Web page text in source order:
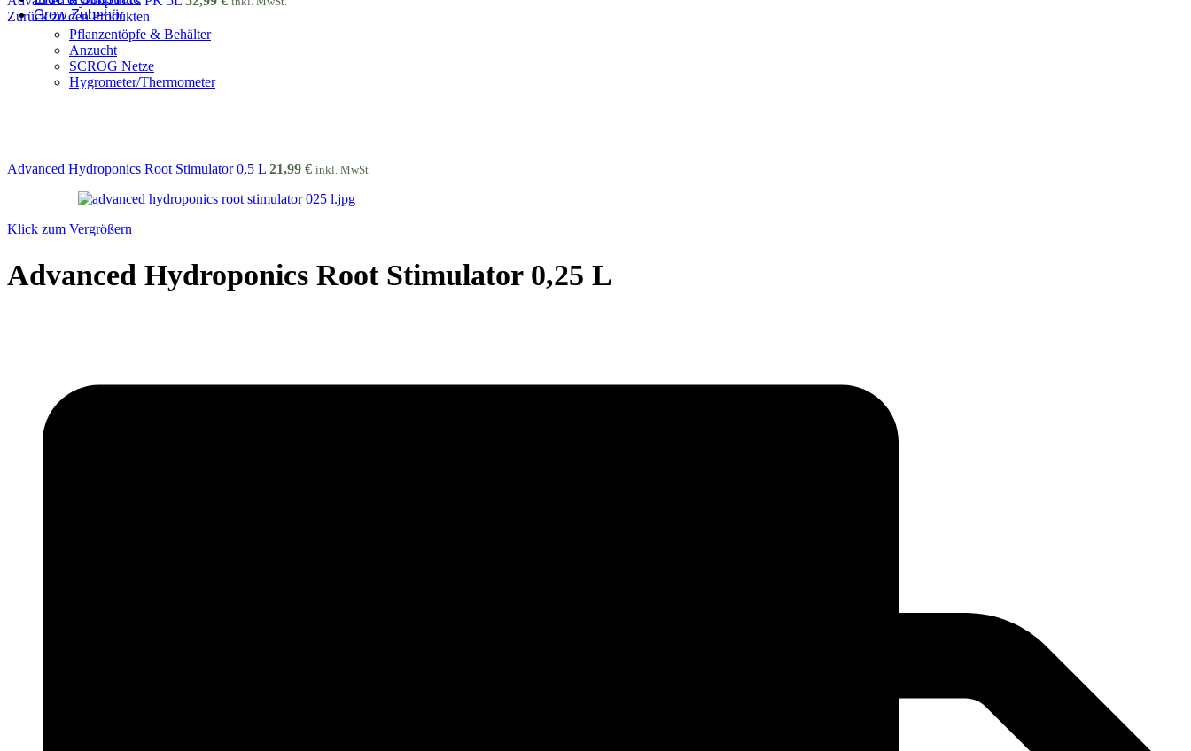
Grow Zubehör
Pflanzentöpfe & Behälter
Anzucht
SCROG Netze
Hygrometer/Thermometer
Zurück zu den Produkten
Advanced Hydroponics Root Stimulator 0,5 L 21,99 € inkl. MwSt.
Klick zum Vergrößern
Advanced Hydroponics Root Stimulator 0,25 L